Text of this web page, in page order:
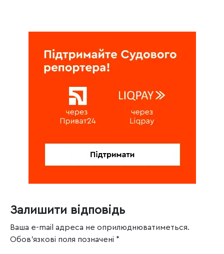
Залишити відповідь
Ваша e-mail адреса не оприлюднюватиметься.
Обов’язкові поля позначені *